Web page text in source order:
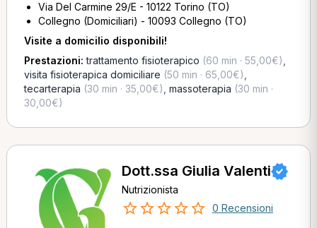
Via Del Carmine 29/E - 10122 Torino (TO)
Collegno (Domiciliari) - 10093 Collegno (TO)
Visite a domicilio disponibili!
Prestazioni:trattamento fisioterapico (60 min · 55,00€)
visita fisioterapica domiciliare (50 min · 65,00€)
tecarterapia (30 min · 35,00€) massoterapia (30 min ·
30,00€)
Dott.ssa Giulia Valenti
Nutrizionista
0 Recensioni